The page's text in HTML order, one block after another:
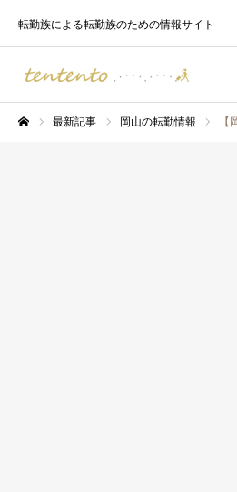
転勤族による転勤族のための情報サイト
最新記事 岡山の転勤情報 【岡山市